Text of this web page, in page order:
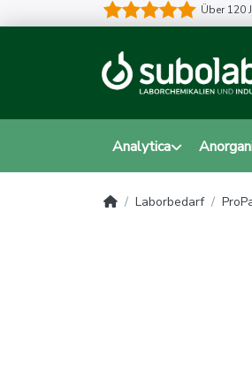
Über 120
Analytica
Laborbedarf